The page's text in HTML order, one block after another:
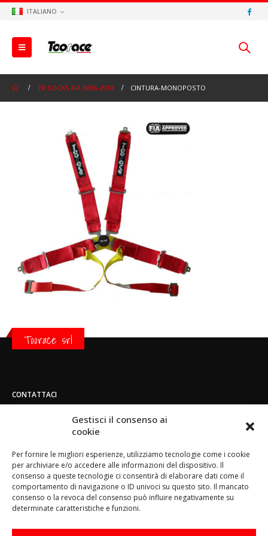
Gestisci il consenso ai
cookie
Per fornire le migliori esperienze, utilizziamo tecnologie come i cookie
per archiviare e/o accedere alle informazioni del dispositivo. Il
consenso a queste tecnologie ci consentirà di elaborare dati come il
comportamento di navigazione o ID univoci su questo sito. Il mancato
consenso o la revoca del consenso può influire negativamente su
determinate caratteristiche e funzioni.
ITALIANO
TR SOCKS FIA 8856-2018 CINTURA-MONOPOSTO
Toorace srl
CONTATTACI
Strada di San Mauro 236/B - 10156 - Torino
(+39) 011.800.49.59
Email:
info@toorace.it
Orario di lavoro: